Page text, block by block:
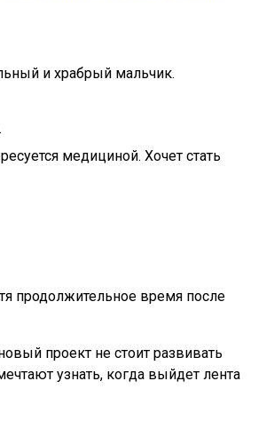
и храбрый мальчик.
медициной. Хочет стать
продолжительное время после
проект не стоит развивать
узнать, когда выйдет лента